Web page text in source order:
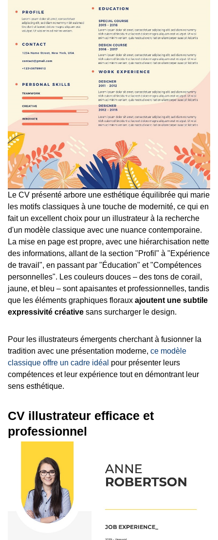
Le CV présenté arbore une esthétique équilibrée qui marie
les motifs classiques à une touche de modernité, ce qui en
fait un excellent choix pour un illustrateur à la recherche
d'un modèle classique avec une nuance contemporaine.
La mise en page est propre, avec une hiérarchisation nette
des informations, allant de la section "Profil" à "Expérience
de travail", en passant par "Éducation" et "Compétences
personnelles". Les couleurs douces – des tons de corail,
jaune, et bleu – sont apaisantes et professionnelles, tandis
que les éléments graphiques floraux ajoutent une subtile
expressivité créative sans surcharger le design.
Pour les illustrateurs émergents cherchant à fusionner la
tradition avec une présentation moderne, ce modèle
classique offre un cadre idéal pour présenter leurs
compétences et leur expérience tout en démontrant leur
sens esthétique.
CV illustrateur efficace et
professionnel